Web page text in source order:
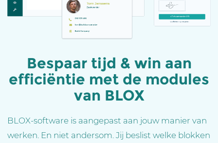
Bespaar tijd & win aan
efficiëntie met de modules
van BLOX
BLOX-software is aangepast aan jouw manier van
werken. En niet andersom. Jij beslist welke blokken